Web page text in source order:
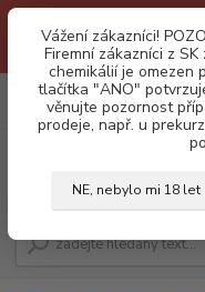
je neustálé porušování
produkty z SK zasílejte
Vážení zákazníci!
Firemní zákazníci z
chemikálií je omezen
tlačítka "ANO"
věnujte pozornost
prodeje, např. u
NE, nebylo mi 18 let